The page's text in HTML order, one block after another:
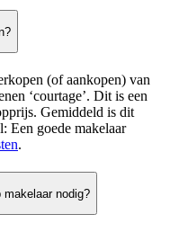
(of aankopen) van
‘courtage’. Dit is een
Gemiddeld is dit
Een goede makelaar
.
makelaar nodig?